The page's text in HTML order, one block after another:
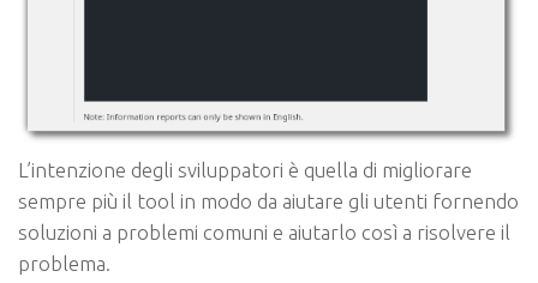
L’intenzione degli sviluppatori è quella di migliorare
sempre più il tool in modo da aiutare gli utenti fornendo
soluzioni a problemi comuni e aiutarlo così a risolvere il
problema.